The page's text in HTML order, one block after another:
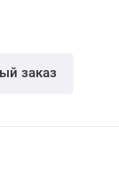
заказ